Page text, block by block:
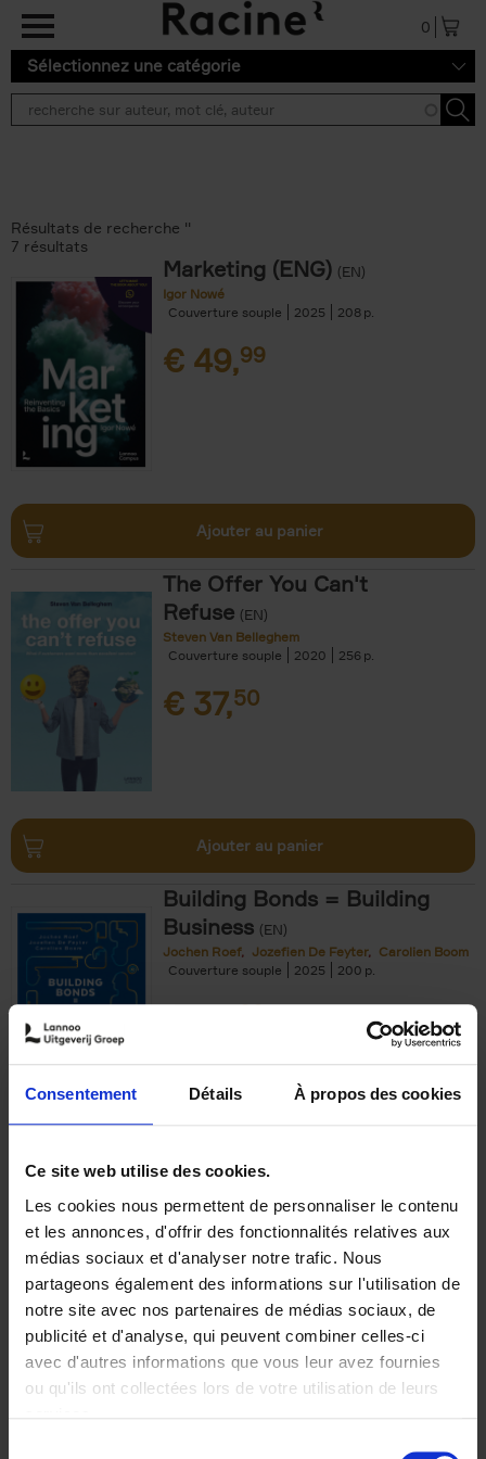
Consentement Détails À propos des cookies
Ce site web utilise des cookies.
Les cookies nous permettent de personnaliser le contenu
et les annonces, d'offrir des fonctionnalités relatives aux
médias sociaux et d'analyser notre trafic. Nous
partageons également des informations sur l'utilisation de
notre site avec nos partenaires de médias sociaux, de
publicité et d'analyse, qui peuvent combiner celles-ci
avec d'autres informations que vous leur avez fournies
ou qu'ils ont collectées lors de votre utilisation de leurs
Aller au contenu principal
0
Sélectionnez une catégorie
Résultats de recherche ''
7 résultats
Marketing (ENG) (EN)
Igor Nowé
Couverture souple
2025 208
€ 49,99
Ajouter au panier
The Offer You Can't
Refuse (EN)
Steven Van Belleghem
Couverture souple
2020 256
€ 37,50
Ajouter au panier
Building Bonds = Building
Business (EN)
Jochen Roef Jozefien De Feyter
Carolien Boom
Couverture souple
2025 200
€29,99
Optichannel Retail. Beyond
the Digital Hysteria
Gino Van Ossel
Autre finition
2019 350
€29,99